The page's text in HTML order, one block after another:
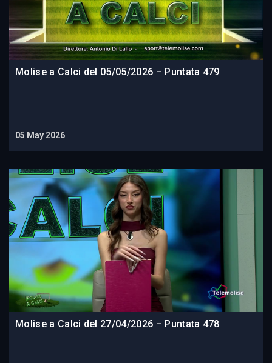
Molise a Calci del 05/05/2026 – Puntata 479
05 May 2026
Molise a Calci del 27/04/2026 – Puntata 478